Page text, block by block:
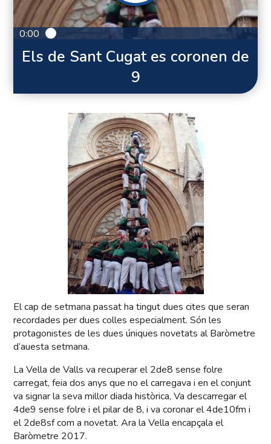
0:00
Els de Sant Cugat es coronen de
9
El cap de setmana passat ha tingut dues cites que seran
recordades per dues colles especialment. Són les
protagonistes de les dues úniques novetats al Baròmetre
d’auesta setmana.
La Vella de Valls va recuperar el 2de8 sense folre
carregat, feia dos anys que no el carregava i en el conjunt
va signar la seva millor diada històrica, Va descarregar el
4de9 sense folre i el pilar de 8, i va coronar el 4de10fm i
el 2de8sf com a novetat. Ara la Vella encapçala el
Baròmetre 2017.